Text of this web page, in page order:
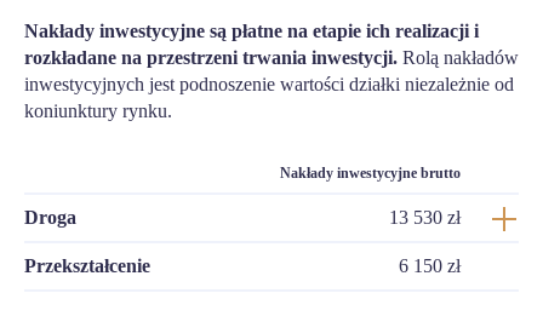
Nakłady inwestycyjne są płatne na etapie ich realizacji i
rozkładane na przestrzeni trwania inwestycji. Rolą nakładów
inwestycyjnych jest podnoszenie wartości działki niezależnie od
koniunktury rynku.
Nakłady inwestycyjne brutto
Droga 13 530 zł
Przekształcenie 6 150 zł